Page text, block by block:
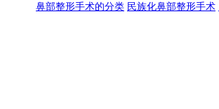
鼻部整形手术的分类 民族化鼻部整形手术